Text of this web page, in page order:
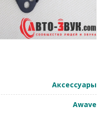
Аксессуары
Awave